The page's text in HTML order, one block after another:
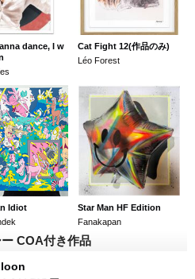
dance, I w
Cat Fight 12(作品のみ)
Léo Forest
Idiot
Star Man HF Edition
Fanakapan
ー COA付き作品